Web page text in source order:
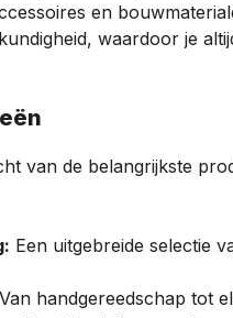
en
waardoor je
van de belangrijkste
Een uitgebreide selectie
Van handgereedschap tot